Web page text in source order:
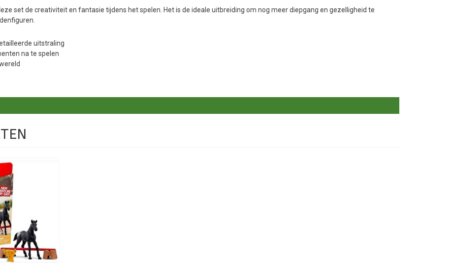
set de creativiteit en fantasie tijdens het spelen. Het is de ideale uitbreiding om nog meer diepgang en gezelligheid te
uitstraling
na te spelen